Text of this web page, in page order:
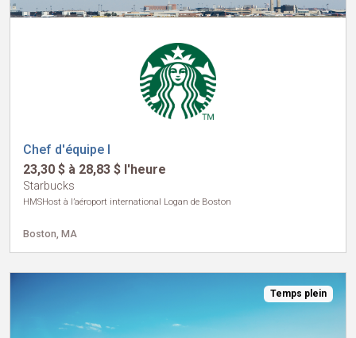
Chef d'équipe I
23,30 $ à 28,83 $ l'heure
Starbucks
HMSHost à l’aéroport international Logan de Boston
Boston, MA
Temps plein